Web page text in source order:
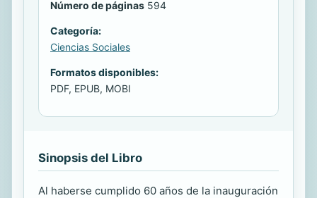
Número de páginas 594
Categoría:
Ciencias Sociales
Formatos disponibles:
PDF, EPUB, MOBI
Sinopsis del Libro
Al haberse cumplido 60 años de la inauguración